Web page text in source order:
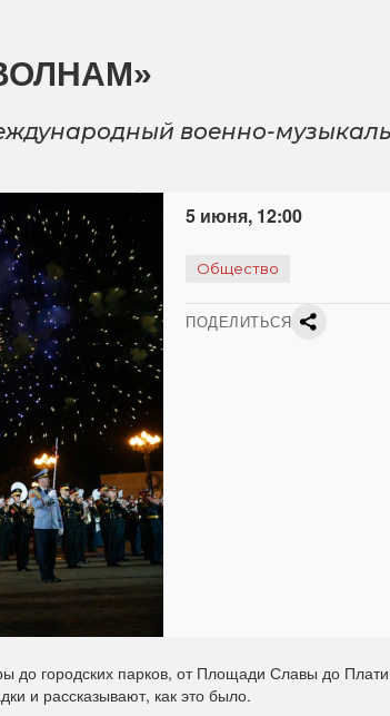
военно-
5 июня, 12:00
Общество
ПОДЕЛИТЬСЯ
до городских парков, от Площади Славы до
и рассказывают, как это было.